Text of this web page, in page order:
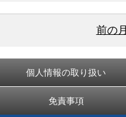
前の月
個人情報の取り扱い
免責事項